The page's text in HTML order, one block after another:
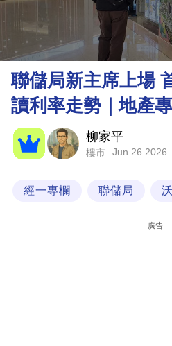
市
理
財
商
業
科
聯儲局新主席上場
讀利率走勢｜地產
柳家平
樓市 Jun 26 2026
經一專欄 聯儲局
廣告